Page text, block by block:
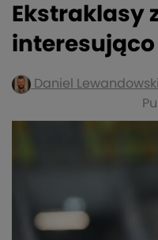
Ekstraklasy
interesująco
Daniel Lewandowski